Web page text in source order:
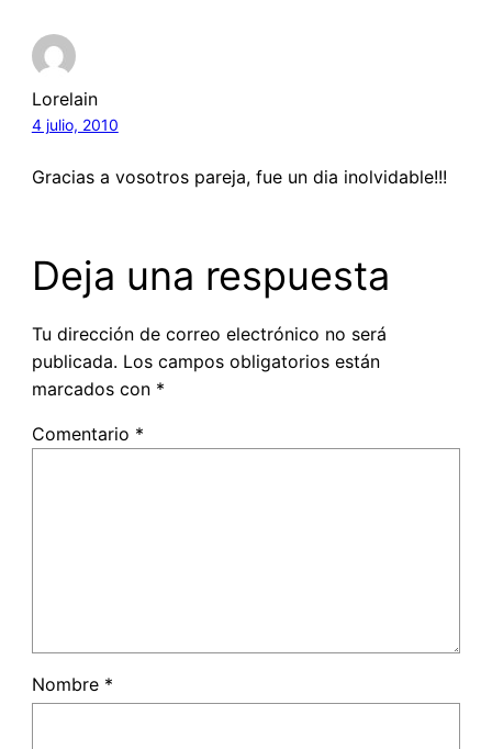
Lorelain
4 julio, 2010
Gracias a vosotros pareja, fue un dia inolvidable!!!
Deja una respuesta
Tu dirección de correo electrónico no será
publicada. Los campos obligatorios están
marcados con *
Comentario *
Nombre *